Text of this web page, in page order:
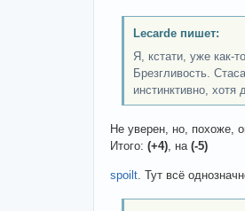
Lecarde пишет:
Я, кстати, уже как-
Брезгливость.
инстинктивно,
Не уверен, но, похоже,
Итого: (+4), на (-5)
spoilt. Тут всё